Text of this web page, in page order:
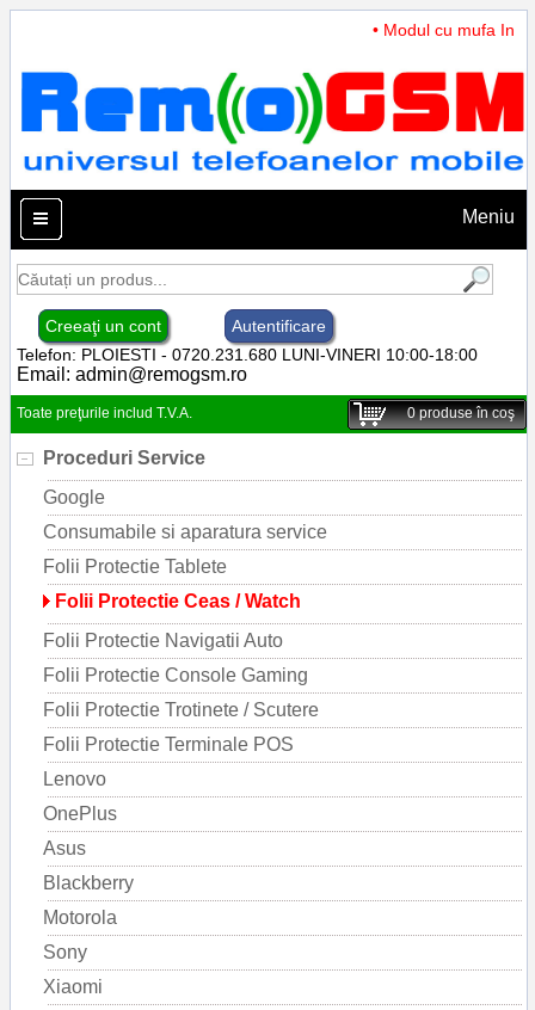
• Modul cu mufa
Meniu
Creeaţi un cont
Autentificare
Telefon: PLOIESTI - 0720.231.680 LUNI-VINERI 10:00-18:00
Email: admin@remogsm.ro
Toate preţurile includ T.V.A. 0produse în coş
Proceduri Service
Google
Consumabile si aparatura service
Folii Protectie Tablete
Folii Protectie Ceas / Watch
Folii Protectie Navigatii Auto
Folii Protectie Console Gaming
Folii Protectie Trotinete / Scutere
Folii Protectie Terminale POS
Lenovo
OnePlus
Asus
Blackberry
Motorola
Sony
Xiaomi